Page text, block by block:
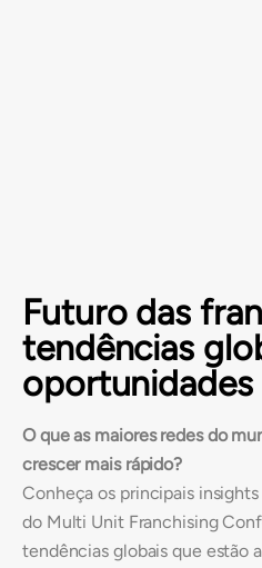
Futuro das
tendências
oportunidades
O que as maiores redes do
crescer mais rápido?
Conheça os principais
do Multi Unit Franchising
tendências globais que estão